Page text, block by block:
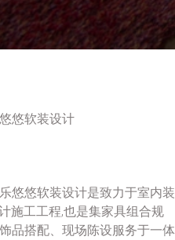
悠软装设计
悠悠软装设计是致力于室内装
施工工程,也是集家具组合规
品搭配、现场陈设服务于一体